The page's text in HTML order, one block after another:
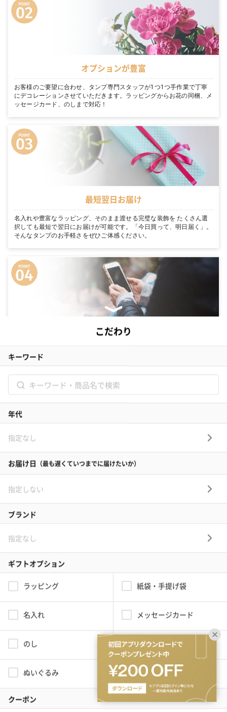
オプションが豊富
お客様のご要望に合わせ、タンプ専門スタッフが1つ1つ手作業で丁寧
にデコレーションさせていただきます。ラッピングからお花の同梱、メ
ッセージカード、のしまで対応！
最短翌日お届け
名入れや豊富なラッピング、そのまま渡せる完璧な装飾を たくさん選
択しても最短で翌日にお届けが可能です。「今日買って、明日届く」。
そんなタンプのお手軽さをぜひご体感ください。
専属ギフトコンシェルジュがお客様を徹底サポート
何を贈れば良いのか中々決まらない… そんな方にはギフトコンシェルジ
ュ機能がおすすめです。スタッフがあなたのシーンにぴったりのギフト
絞り込み検索機能でシーンに適切なギフトを表示
tanpではシーンに合わせた独自の絞り込み検索機能がついています。
合わせた最適なギフトを提案します。
人気ランキング(4137件)
結婚内祝いに男友達に贈るプレゼント一覧(4137件)です。
るネット通販サイトです。こだわりの商品をこだわりのラッピン
グで、最短で即日発送にてご対応いたします。
結婚内祝いプレゼント・ギフト > 男友達 > 38ページ目